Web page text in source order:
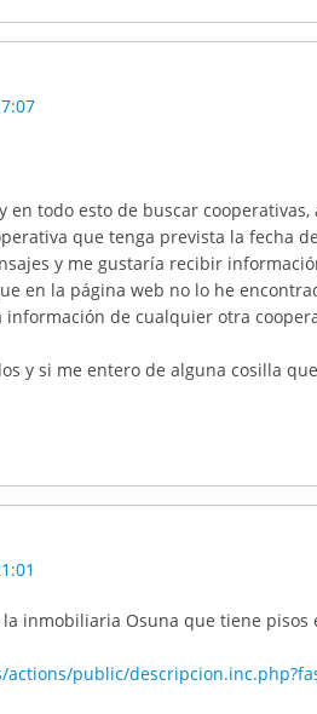
en todo esto de buscar
que tenga prevista la fecha
y me gustaría recibir
en la página web no lo he
información de cualquier otra
y si me entero de alguna cosilla
inmobiliaria Osuna que tiene pisos
public/